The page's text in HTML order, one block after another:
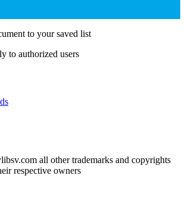
to your saved list
to authorized users
all other trademarks and copyrights
respective owners